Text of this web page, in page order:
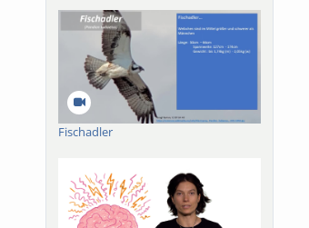
Fischadler